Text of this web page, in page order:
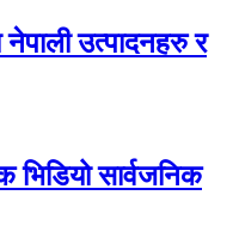
नेपाली उत्पादनहरु र
भिडियो सार्वजनिक